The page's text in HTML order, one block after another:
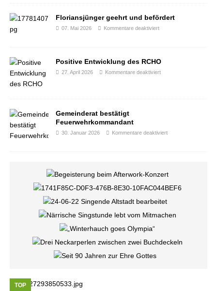
Floriansjünger geehrt und befördert
07. Mai 2026 Kommentare deaktiviert
Positive Entwicklung des RCHO
27. April 2026 Kommentare deaktiviert
Gemeinderat bestätigt
Feuerwehrkommandant
30. Januar 2026 Kommentare deaktiviert
TOP